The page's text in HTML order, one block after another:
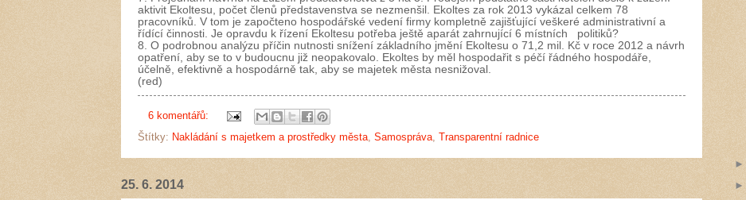
aktivit Ekoltesu, počet členů představenstva se nezmenšil. Ekoltes za rok 2013 vykázal celkem 78
pracovníků. V tom je započteno hospodářské vedení firmy kompletně zajišťující veškeré administrativní a
řídící činnosti. Je opravdu k řízení Ekoltesu potřeba ještě aparát zahrnující 6 místních politiků?
8. O podrobnou analýzu příčin nutnosti snížení základního jmění Ekoltesu o 71,2 mil. Kč v roce 2012 a návrh
opatření, aby se to v budoucnu již neopakovalo. Ekoltes by měl hospodařit s péčí řádného hospodáře,
účelně, efektivně a hospodárně tak, aby se majetek města nesnižoval.
(red)
6 komentářů:
Štítky: Nakládání s majetkem a prostředky města, Samospráva, Transparentní radnice
25. 6. 2014
►
►